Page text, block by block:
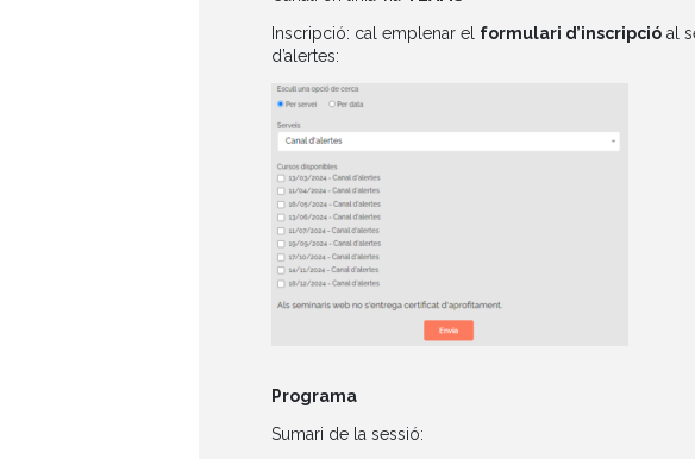
Inscripció: cal emplenar el formulari d’inscripció al
d’alertes:
Programa
Sumari de la sessió: